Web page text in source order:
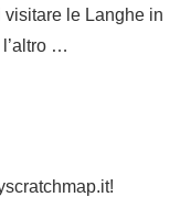
visitare le Langhe in
…